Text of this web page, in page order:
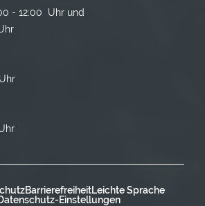
- 12:00 Uhr und
Uhr
12:00 Uhr
BarrierefreiheitLeichte Sprache
Einstellungen